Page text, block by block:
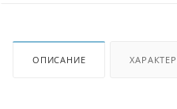
ОПИСАНИЕ